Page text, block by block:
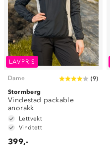
LAVPRIS
Dame (9)
Stormberg
Vindestad packable
anorakk
Lettvekt
Vindtett
399,-